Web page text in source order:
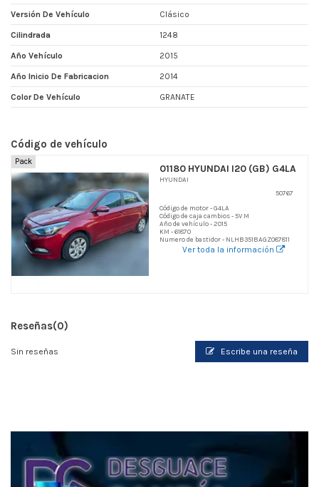
Versión De Vehículo Clásico
Cilindrada 1248
Año Vehículo 2015
Año Inicio De Fabricacion 2014
Color De Vehículo GRANATE
Código de vehículo
Pack
01180 HYUNDAI I20 (GB) G4LA
HYUNDAI
50767
Código de motor - G4LA
Código de caja cambios - 5V M
Año de vehículo - 2015
KM - 61870
Numero de bastidor - NLHB351BAGZ087811
Ver toda la información
Reseñas(0)
Sin reseñas Escribe una reseña